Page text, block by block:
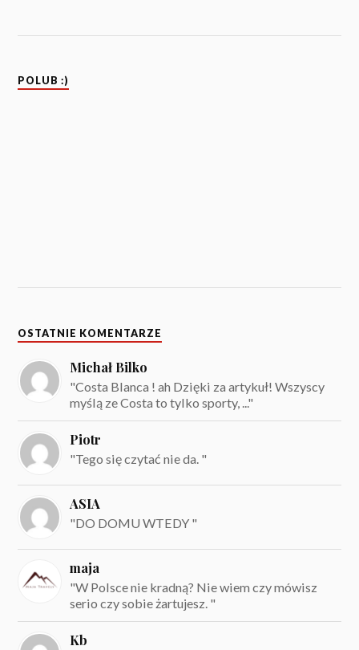
POLUB :)
OSTATNIE KOMENTARZE
Michał Bilko
"Costa Blanca ! ah Dzięki za artykuł! Wszyscy
myślą ze Costa to tylko sporty, ..."
Piotr
"Tego się czytać nie da. "
ASIA
"DO DOMU WTEDY "
maja
"W Polsce nie kradną? Nie wiem czy mówisz
serio czy sobie żartujesz. "
Kb